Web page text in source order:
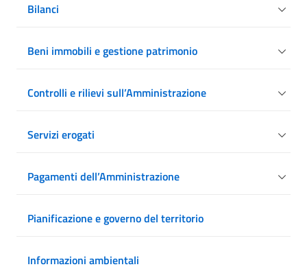
Bilanci
Beni immobili e gestione patrimonio
Controlli e rilievi sull’Amministrazione
Servizi erogati
Pagamenti dell’Amministrazione
Pianificazione e governo del territorio
Informazioni ambientali